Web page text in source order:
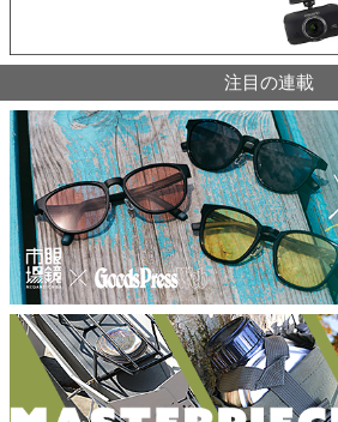
注目の連載